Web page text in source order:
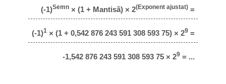
(-1)Semn× (1 + Mantisă) × 2(Exponent ajustat)=
(-1)1× (1 + 0,542 876 243 591 308 593 75) × 29=
-1,542 876 243 591 308 593 75 × 29= ...